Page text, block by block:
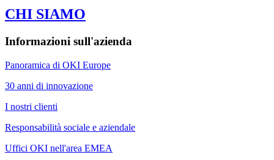
CHI SIAMO
Informazioni sull'azienda
Panoramica di OKI Europe
30 anni di innovazione
I nostri clienti
Responsabilità sociale e aziendale
Uffici OKI nell'area EMEA